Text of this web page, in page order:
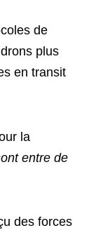
de
plus
en transit
la
entre de
des forces